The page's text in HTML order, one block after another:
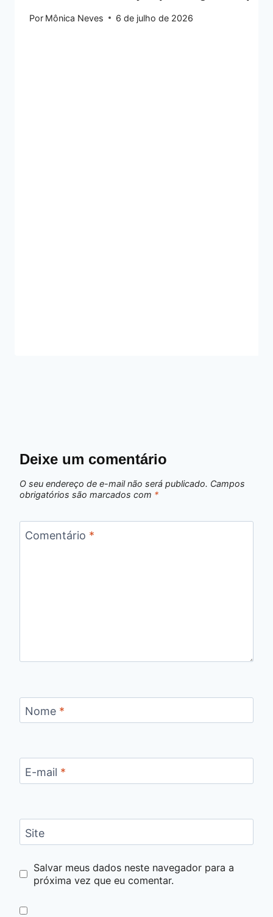
Por Mônica Neves 6 de julho de 2026
Deixe um comentário
O seu endereço de e-mail não será publicado. Campos
obrigatórios são marcados com *
Comentário *
Nome *
E-mail *
Site
Salvar meus dados neste navegador para a
próxima vez que eu comentar.